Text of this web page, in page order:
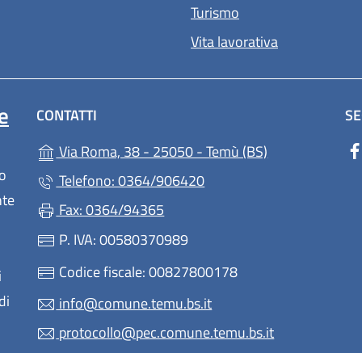
Turismo
Vita lavorativa
CONTATTI
Via Roma, 38 - 25050 - Temù (BS) (apre in
Telefono: 0364/906420
Fax: 0364/94365
P. IVA: 00580370989
Codice fiscale: 00827800178
info@comune.temu.bs.it
protocollo@pec.comune.temu.bs.it